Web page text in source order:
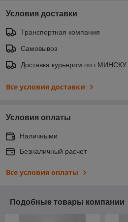
Условия доставки
Транспортная компания
Самовывоз
Доставка курьером по г.МИНСКУ
Все условия доставки
Условия оплаты
Наличными
Безналичный расчет
Все условия оплаты
Подобные товары компании